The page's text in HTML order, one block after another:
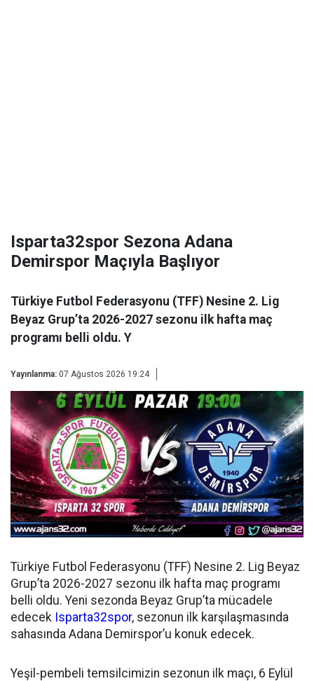
Isparta32spor Sezona Adana
Demirspor Maçıyla Başlıyor
Türkiye Futbol Federasyonu (TFF) Nesine 2. Lig
Beyaz Grup’ta 2026-2027 sezonu ilk hafta maç
programı belli oldu. Y
Yayınlanma: 07 Ağustos 2026 19:24
Türkiye Futbol Federasyonu (TFF) Nesine 2. Lig Beyaz
Grup’ta 2026-2027 sezonu ilk hafta maç programı
belli oldu. Yeni sezonda Beyaz Grup’ta mücadele
edecek Isparta32spor, sezonun ilk karşılaşmasında
sahasında Adana Demirspor’u konuk edecek.
Yeşil-pembeli temsilcimizin sezonun ilk maçı, 6 Eylül